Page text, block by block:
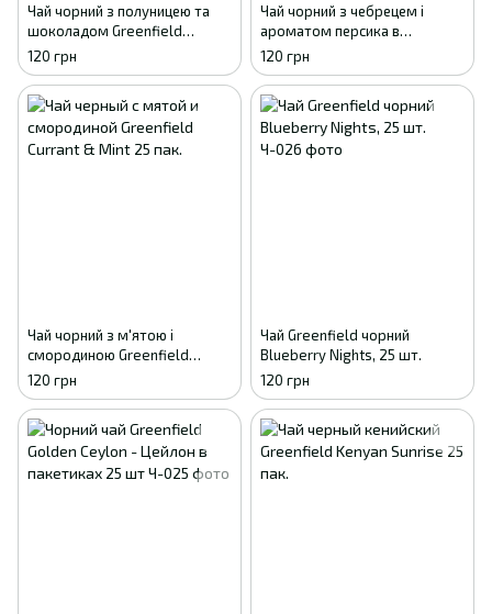
Чай чорний з полуницею та
шоколадом Greenfield
Strawberry Gourmet 25 пак.
120 грн
Чай чорний з чебрецем і
ароматом персика в
пакетиках Greenfield Spring
Melody 25 шт х 1,5 м
120 грн
Чай чорний з м'ятою і
смородиною Greenfield
Currant & Mint 25 пак.
120 грн
Чай Greenfield чорний
Blueberry Nights, 25 шт.
120 грн